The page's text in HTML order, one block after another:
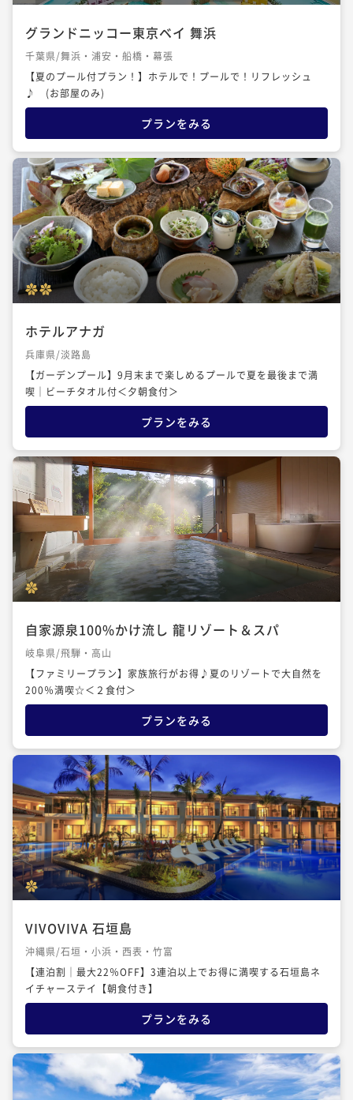
グランドニッコー東京ベイ 舞浜
千葉県/舞浜・浦安・船橋・幕張
【夏のプール付プラン！】ホテルで！プールで！リフレッシュ
♪ (お部屋のみ)
プランをみる
ホテルアナガ
兵庫県/淡路島
【ガーデンプール】9月末まで楽しめるプールで夏を最後まで満
喫｜ビーチタオル付＜夕朝食付＞
プランをみる
自家源泉100%かけ流し 龍リゾート＆スパ
岐阜県/飛騨・高山
【ファミリープラン】家族旅行がお得♪夏のリゾートで大自然を
200％満喫☆＜２食付＞
プランをみる
VIVOVIVA 石垣島
沖縄県/石垣・小浜・西表・竹富
【連泊割│最大22％OFF】3連泊以上でお得に満喫する石垣島ネ
イチャーステイ【朝食付き】
プランをみる